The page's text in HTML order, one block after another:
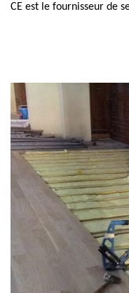
CE est le fournisseur de